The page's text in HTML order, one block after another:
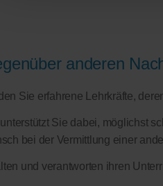
anderen
Sie erfahrene Lehrkräfte,
Sie dabei, möglichst
bei der Vermittlung einer
und verantworten ihren